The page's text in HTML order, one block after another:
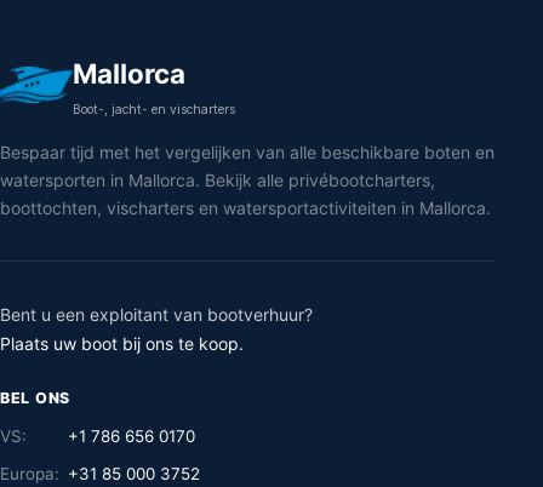
Mallorca
Boot-, jacht- en vischarters
Bespaar tijd met het vergelijken van alle beschikbare boten en
watersporten in Mallorca. Bekijk alle privébootcharters,
boottochten, vischarters en watersportactiviteiten in Mallorca.
Bent u een exploitant van bootverhuur?
Plaats uw boot bij ons te koop.
BEL ONS
VS:
+1 786 656 0170
Europa: +31 85 000 3752